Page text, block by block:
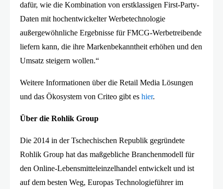
dafür, wie die Kombination von erstklassigen First-Party-
Daten mit hochentwickelter Werbetechnologie
außergewöhnliche Ergebnisse für FMCG-Werbetreibende
liefern kann, die ihre Markenbekanntheit erhöhen und den
Umsatz steigern wollen.“
Weitere Informationen über die Retail Media Lösungen
und das Ökosystem von Criteo gibt es hier.
Über die Rohlik Group
Die 2014 in der Tschechischen Republik gegründete
Rohlik Group hat das maßgebliche Branchenmodell für
den Online-Lebensmitteleinzelhandel entwickelt und ist
auf dem besten Weg, Europas Technologieführer im